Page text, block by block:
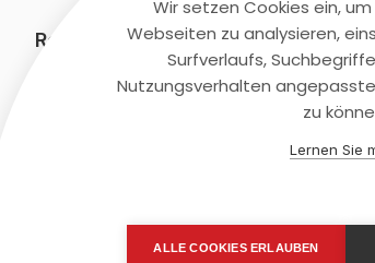
Rechtliches Kontaktiere uns
+(49)2131/708-
Wir setzen Cookies ein,
Webseiten zu analysieren,
Surfverlaufs,
Nutzungsverhalten
zu
Lernen Sie
ALLE COOKIES ERLAUBEN